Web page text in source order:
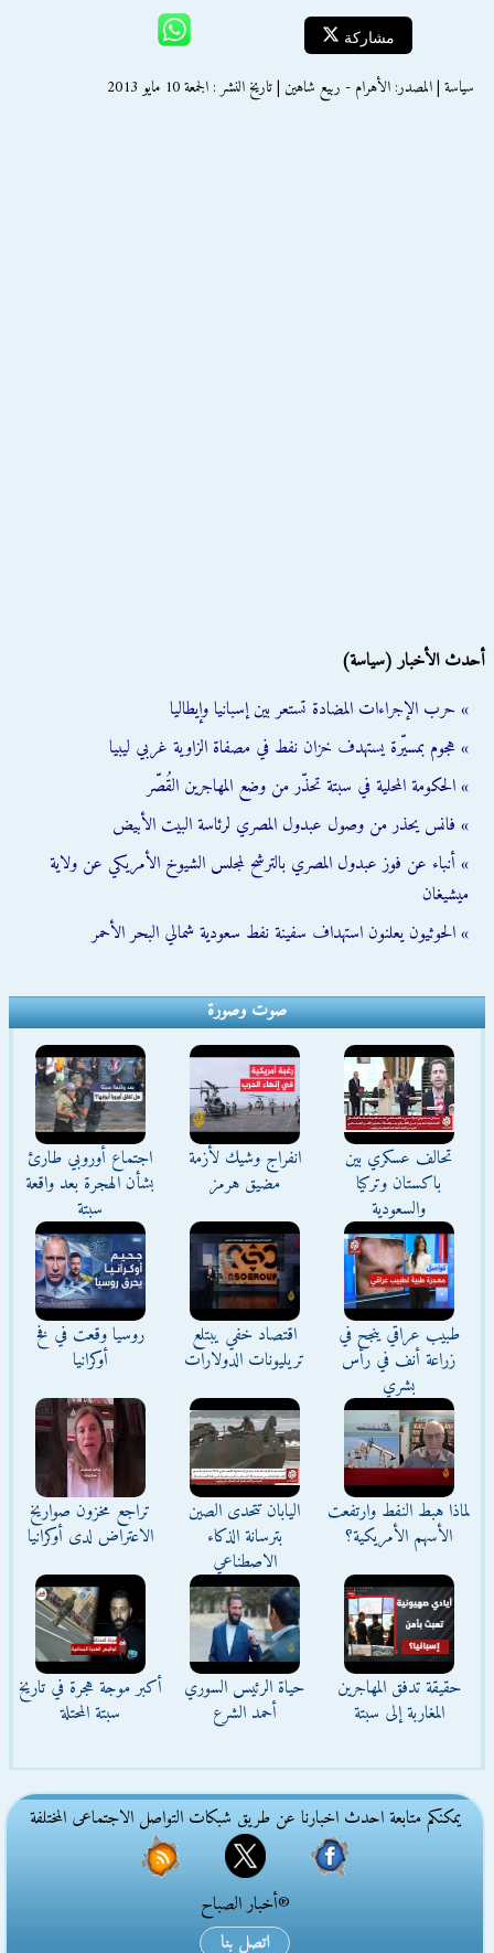
مشاركة
سياسة | المصدر: الأهرام - ربيع شاهين | تاريخ النشر : الجمعة 10 مايو 2013
أحدث الأخبار (سياسة)
» حرب الإجراءات المضادة تستعر بين إسبانيا وإيطاليا
» هجوم بمسيّرة يستهدف خزان نفط في مصفاة الزاوية غربي ليبيا
» الحكومة المحلية في سبتة تحذّر من وضع المهاجرين القُصّر
» فانس يحذر من وصول عبدول المصري لرئاسة البيت الأبيض
» أنباء عن فوز عبدول المصري بالترشح لمجلس الشيوخ الأمريكي عن ولاية
ميشيغان
» الحوثيون يعلنون استهداف سفينة نفط سعودية شمالي البحر الأحمر
صوت وصورة
تحالف عسكري بين
باكستان وتركيا
والسعودية
انفراج وشيك لأزمة
مضيق هرمز
اجتماع أوروبي طارئ
بشأن الهجرة بعد واقعة
سبتة
طبيب عراقي ينجح في
زراعة أنف في رأس
بشري
اقتصاد خفي يبتلع
تريليونات الدولارات
روسيا وقعت في فخ
أوكرانيا
لماذا هبط النفط وارتفعت
الأسهم الأمريكية؟
اليابان تتحدى الصين
بترسانة الذكاء
الاصطناعي
تراجع مخزون صواريخ
الاعتراض لدى أوكرانيا
حقيقة تدفق المهاجرين
المغاربة إلى سبتة
حياة الرئيس السوري
أحمد الشرع
أكبر موجة هجرة في تاريخ
سبتة المحتلة
يمكنكم متابعة احدث اخبارنا عن طريق شبكات التواصل الاجتماعى المختلفة
®أخبار الصباح
اتصل بنا